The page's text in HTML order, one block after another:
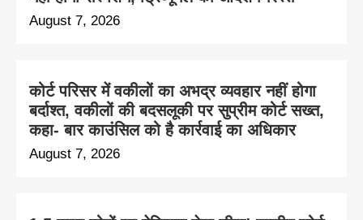
August 7, 2026
कोर्ट परिसर में वकीलों का अभद्र व्यवहार नहीं होगा
बर्दाश्त, वकीलों की बदसलूकी पर सुप्रीम कोर्ट सख्त,
कहा- बार काउंसिल को है कार्रवाई का अधिकार
August 7, 2026